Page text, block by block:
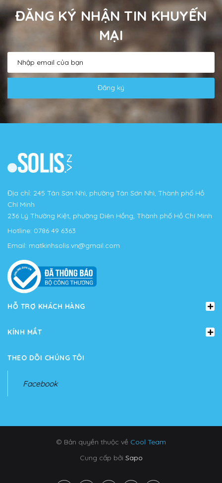
ĐĂNG KÝ NHẬN TIN KHUYẾN
MẠI
Đăng ký
Địa chỉ: 245 Tân Sơn Nhì, phường Tân Sơn Nhì, Thành phố Hồ
Chí Minh
236 Lý Thường Kiệt, phường Diên Hồng, Thành phố Hồ Chí Minh
Hotline: 0786 49 6363
Email: matkinhsolis.vn@gmail.com
HỖ TRỢ KHÁCH HÀNG
KÍNH MẮT
THEO DÕI CHÚNG TÔI
Facebook
© Bản quyền thuộc về Cool Team
Cung cấp bởi Sapo